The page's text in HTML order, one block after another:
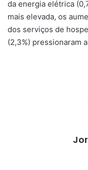
da energia elétrica
mais elevada, os
dos serviços de
(2,3%) pressionaram